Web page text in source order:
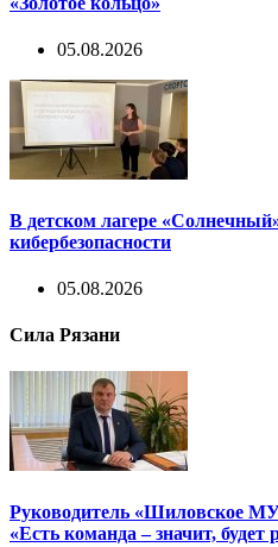
05.08.2026
В детском лагере
кибербезопасности
05.08.2026
Сила Рязани
Руководитель «Шиловское
«Есть команда – значит, будет